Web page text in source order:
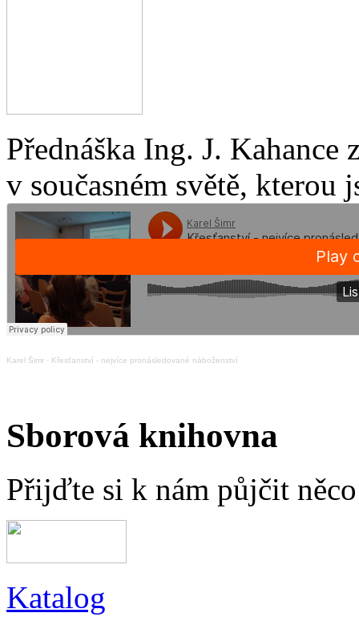
Přednáška Ing. J.
v současném světě, kterou
Karel Šimr · Křesťanství - nejvíce pronásledované náboženství
Sborová knihovna
Přijďte si k nám půjčit
Katalog